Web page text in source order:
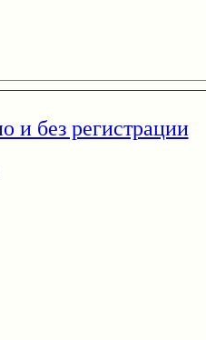
и без регистрации